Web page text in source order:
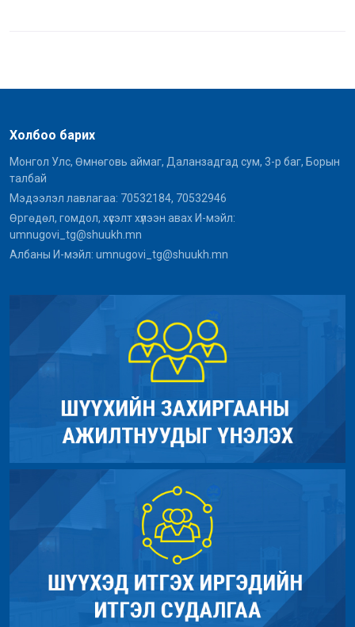
Холбоо барих
Монгол Улс, Өмнөговь аймаг, Даланзадгад сум, 3-р баг, Борын
талбай
Мэдээлэл лавлагаа: 70532184, 70532946
Өргөдөл, гомдол, хүсэлт хүлээн авах И-мэйл:
umnugovi_tg@shuukh.mn
Албаны И-мэйл: umnugovi_tg@shuukh.mn